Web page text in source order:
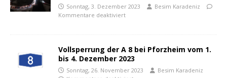
Sonntag, 3. Dezember 2023
Besim Karadeniz
Kommentare deaktiviert
Vollsperrung der A 8 bei Pforzheim vom 1.
bis 4. Dezember 2023
Sonntag, 26. November 2023
Besim Karadeniz